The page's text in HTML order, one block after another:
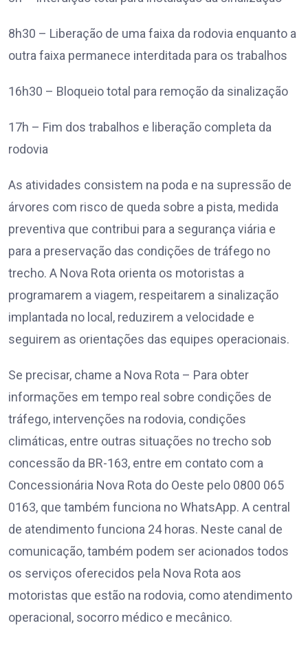
8h30 – Liberação de uma faixa da rodovia enquanto a
outra faixa permanece interditada para os trabalhos
16h30 – Bloqueio total para remoção da sinalização
17h – Fim dos trabalhos e liberação completa da
rodovia
As atividades consistem na poda e na supressão de
árvores com risco de queda sobre a pista, medida
preventiva que contribui para a segurança viária e
para a preservação das condições de tráfego no
trecho. A Nova Rota orienta os motoristas a
programarem a viagem, respeitarem a sinalização
implantada no local, reduzirem a velocidade e
seguirem as orientações das equipes operacionais.
Se precisar, chame a Nova Rota – Para obter
informações em tempo real sobre condições de
tráfego, intervenções na rodovia, condições
climáticas, entre outras situações no trecho sob
concessão da BR-163, entre em contato com a
Concessionária Nova Rota do Oeste pelo 0800 065
0163, que também funciona no WhatsApp. A central
de atendimento funciona 24 horas. Neste canal de
comunicação, também podem ser acionados todos
os serviços oferecidos pela Nova Rota aos
motoristas que estão na rodovia, como atendimento
operacional, socorro médico e mecânico.